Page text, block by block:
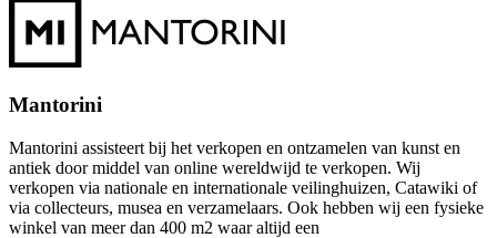
Mantorini
Mantorini assisteert bij het verkopen en ontzamelen van kunst en
antiek door middel van online wereldwijd te verkopen. Wij
verkopen via nationale en internationale veilinghuizen, Catawiki of
via collecteurs, musea en verzamelaars. Ook hebben wij een fysieke
winkel van meer dan 400 m2 waar altijd een